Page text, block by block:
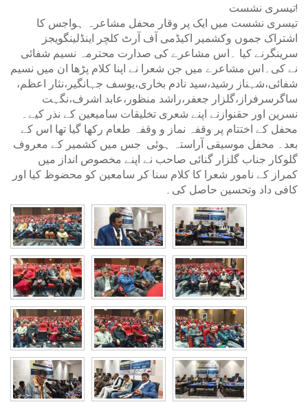
تیسری نشست!
تیسری نشست میں ایک پر وقار محفل مشاعرہ ہواجس کا
اشتراک جموں وکشمیر اکیڈمی آف آرٹ کلچر اینڈلینگویجز
سرینگرنے کیا ۔اس مشاعرے کی صدارت محترمہ نسیم شفائی
نے کی۔اس مشاعرے میں جن شعرا نے اپنا کلام پڑھا ان میں نسیم
شفائی،شہناز رشید،سید نادم بخاری،یوسف جہانگیر،نثار اعظم،
ساگرسرفراز،گلزار جعفر،راشد منظور،عابد اشرف،نگہت
نسرین اور حقنوازنے اپنے شعری تخلیقات سامیعین کے نذر کیے۔
محفل کے اختتام پر وقفہ نماز و وقفہ طعام رکھا گیا تھا اس کے
بعد۔ محفل موسیقی آراستہ ہوئی جس میں کشمیر کے معروف
گلوکار جناب گلزار گنائی صاحب نے اپنے مخصوص انداز میں
کمراز کے نامور شعرا کا کلام سنا کر سامعین کو محضوظ کیا اور
کافی داد وتحسین حاصل کی۔